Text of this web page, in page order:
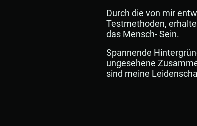
Durch die von mir
Testmethoden,
das Mensch- Sein.
Spannende
ungesehene
sind meine